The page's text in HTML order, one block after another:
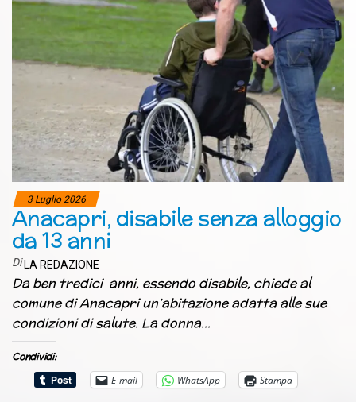
3 Luglio 2026
Anacapri, disabile senza alloggio
da 13 anni
Di LA REDAZIONE
Da ben tredici anni, essendo disabile, chiede al
comune di Anacapri un’abitazione adatta alle sue
condizioni di salute. La donna…
Condividi:
E-mail
WhatsApp Stampa